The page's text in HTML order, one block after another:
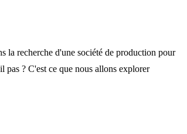
la recherche d'une société de production pour
? C'est ce que nous allons explorer